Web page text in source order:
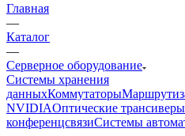
Главная
—
Каталог
—
Серверное оборудование
Системы хранения
данныхКоммутаторы
NVIDIAОптические трансиверы
конференцсвязиСистемы